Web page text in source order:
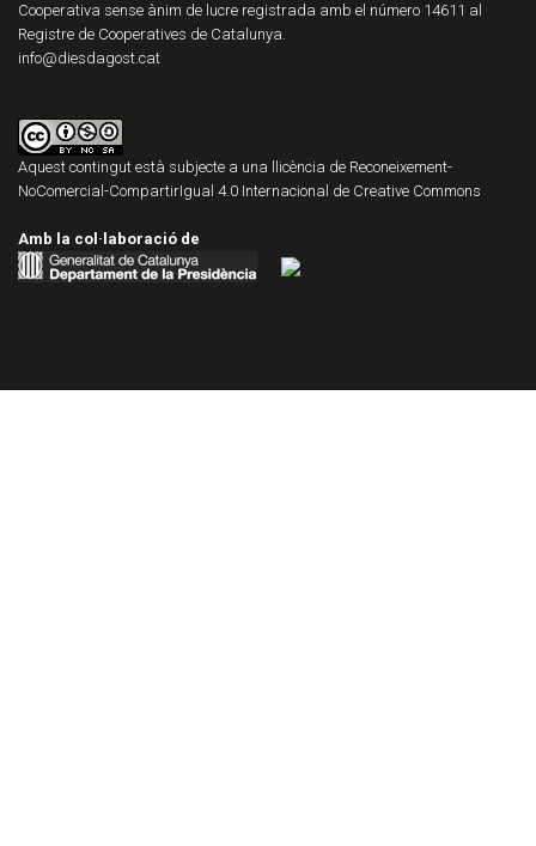
Cooperativa sense ànim de lucre registrada amb el número 14611 al
Registre de Cooperatives de Catalunya.
info@diesdagost.cat
Aquest contingut està subjecte a una llicència de Reconeixement-
NoComercial-CompartirIgual 4.0 Internacional de Creative Commons
Amb la col·laboració de